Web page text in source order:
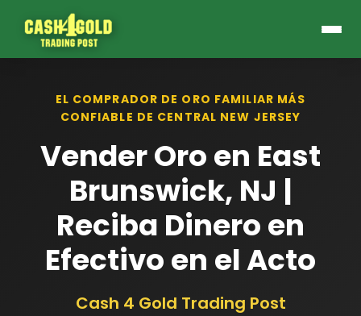
EL COMPRADOR DE ORO FAMILIAR MÁS
CONFIABLE DE CENTRAL NEW JERSEY
Vender Oro en East
Brunswick, NJ |
Reciba Dinero en
Efectivo en el Acto
Cash 4 Gold Trading Post